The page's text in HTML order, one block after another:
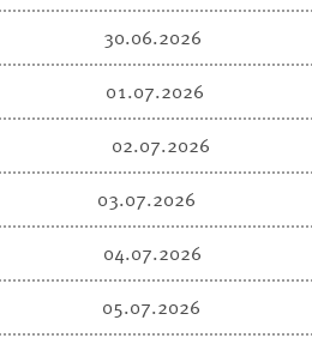
30.06.2026
01.07.2026
02.07.2026
03.07.2026
04.07.2026
05.07.2026